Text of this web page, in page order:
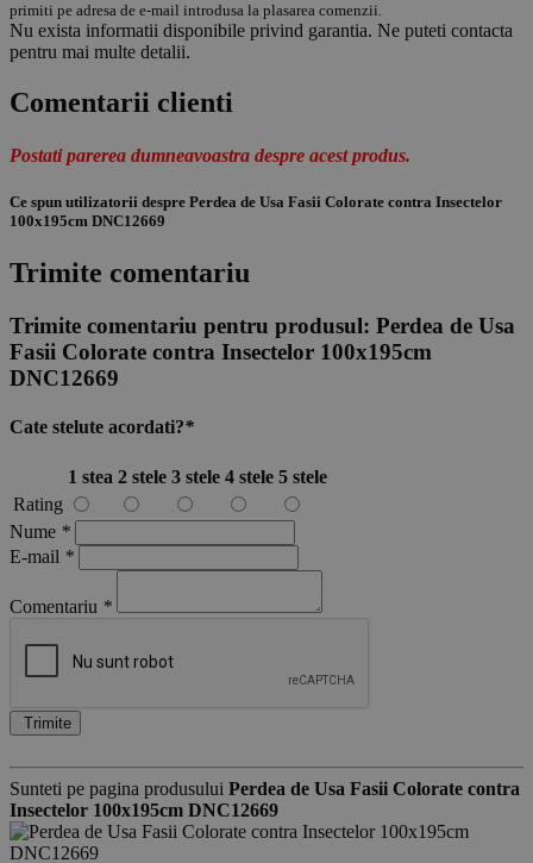
primiti pe adresa de e-mail introdusa la plasarea comenzii.
Nu exista informatii disponibile privind garantia. Ne puteti contacta
pentru mai multe detalii.
Comentarii clienti
Postati parerea dumneavoastra despre acest produs.
Ce spun utilizatorii despre Perdea de Usa Fasii Colorate contra Insectelor
100x195cm DNC12669
Trimite comentariu
Trimite comentariu pentru produsul: Perdea de Usa
Fasii Colorate contra Insectelor 100x195cm
DNC12669
Cate stelute acordati?*
1 stea 2 stele 3 stele 4 stele 5 stele
Rating
Nume *
E-mail *
Comentariu *
Trimite
Sunteti pe pagina produsului Perdea de Usa Fasii Colorate contra
Insectelor 100x195cm DNC12669